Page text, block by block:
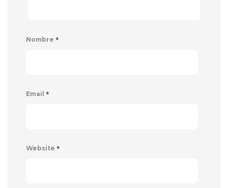
Nombre *
Email *
Website *